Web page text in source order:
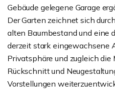
Gebäude gelegene Garage
Der Garten zeichnet sich
alten Baumbestand und eine
derzeit stark eingewachsene
Privatsphäre und zugleich die
Rückschnitt und
Vorstellungen